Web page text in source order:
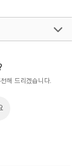
해 드리겠습니다.